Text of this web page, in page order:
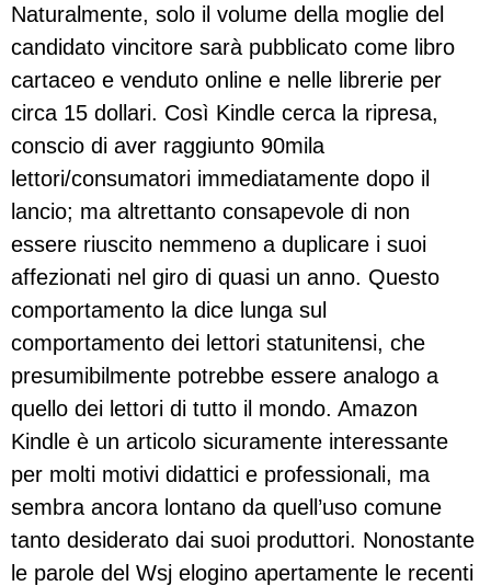
Naturalmente, solo il volume della moglie del
candidato vincitore sarà pubblicato come libro
cartaceo e venduto online e nelle librerie per
circa 15 dollari. Così Kindle cerca la ripresa,
conscio di aver raggiunto 90mila
lettori/consumatori immediatamente dopo il
lancio; ma altrettanto consapevole di non
essere riuscito nemmeno a duplicare i suoi
affezionati nel giro di quasi un anno. Questo
comportamento la dice lunga sul
comportamento dei lettori statunitensi, che
presumibilmente potrebbe essere analogo a
quello dei lettori di tutto il mondo. Amazon
Kindle è un articolo sicuramente interessante
per molti motivi didattici e professionali, ma
sembra ancora lontano da quell’uso comune
tanto desiderato dai suoi produttori. Nonostante
le parole del Wsj elogino apertamente le recenti